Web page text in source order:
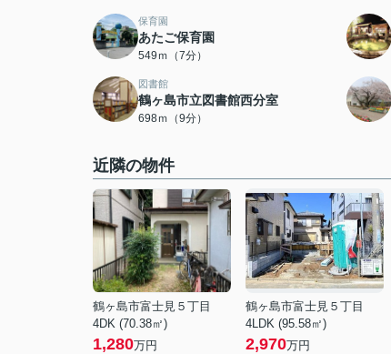
保育園
あたご保育園
549ｍ（7分）
図書館
鶴ヶ島市立図書館西分室
698ｍ（9分）
近隣の物件
鶴ヶ島市富士見５丁目
4DK (70.38㎡)
1,280万円
鶴ヶ島市富士見５丁目
4LDK (95.58㎡)
2,970万円